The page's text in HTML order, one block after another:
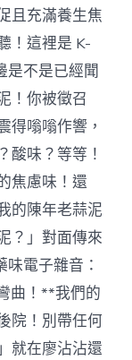
且充滿養生焦
！這裡是 K-
是不是已經聞
！你被徵召
得嗡嗡作響，
酸味？等等！
焦慮味！還
的陳年老蒜泥
？」對面傳來
電子雜音：
曲！**我們的
院！別帶任何
就在廖沾沾還